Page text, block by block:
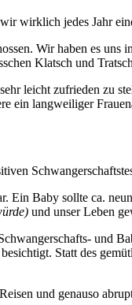
wirklich jedes Jahr
Wir haben es
Klatsch und
leicht zufrieden zu
ein langweiliger
Baby sollte ca.
und unser Leben
und
Statt des
und genauso